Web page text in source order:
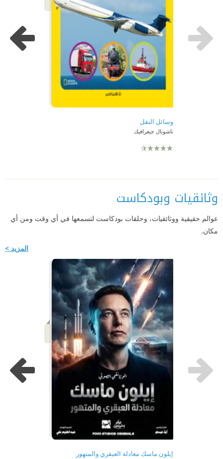
وسائل النقل
ناشونال جيغرافيك
وثائقيات وبودكاست
عوالم حقيقية ووثائقيات، وحلقات بودكاست لتسمعها في أي وقت ومن أي
مكان.
المزيد >
إيلون ماسك معادلة العبقري والمتهور